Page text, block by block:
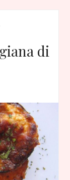
di